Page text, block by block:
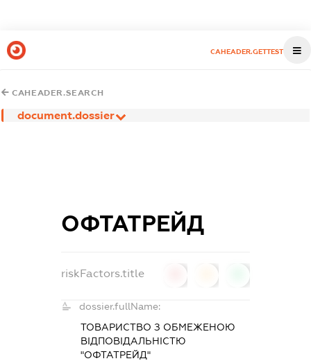
CAHEADER.GETTEST
CAHEADER.SEARCH
document.dossier
ОФТАТРЕЙД
riskFactors.title
dossier.fullName:
ТОВАРИСТВО З ОБМЕЖЕНОЮ
ВІДПОВІДАЛЬНІСТЮ
"ОФТАТРЕЙД"